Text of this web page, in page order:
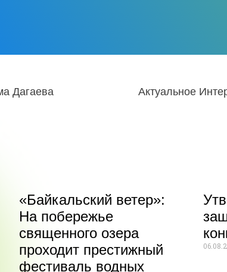
Дагаева Актуальное
«Байкальский ветер»:
На побережье
священного озера
проходит престижный
фестиваль водных